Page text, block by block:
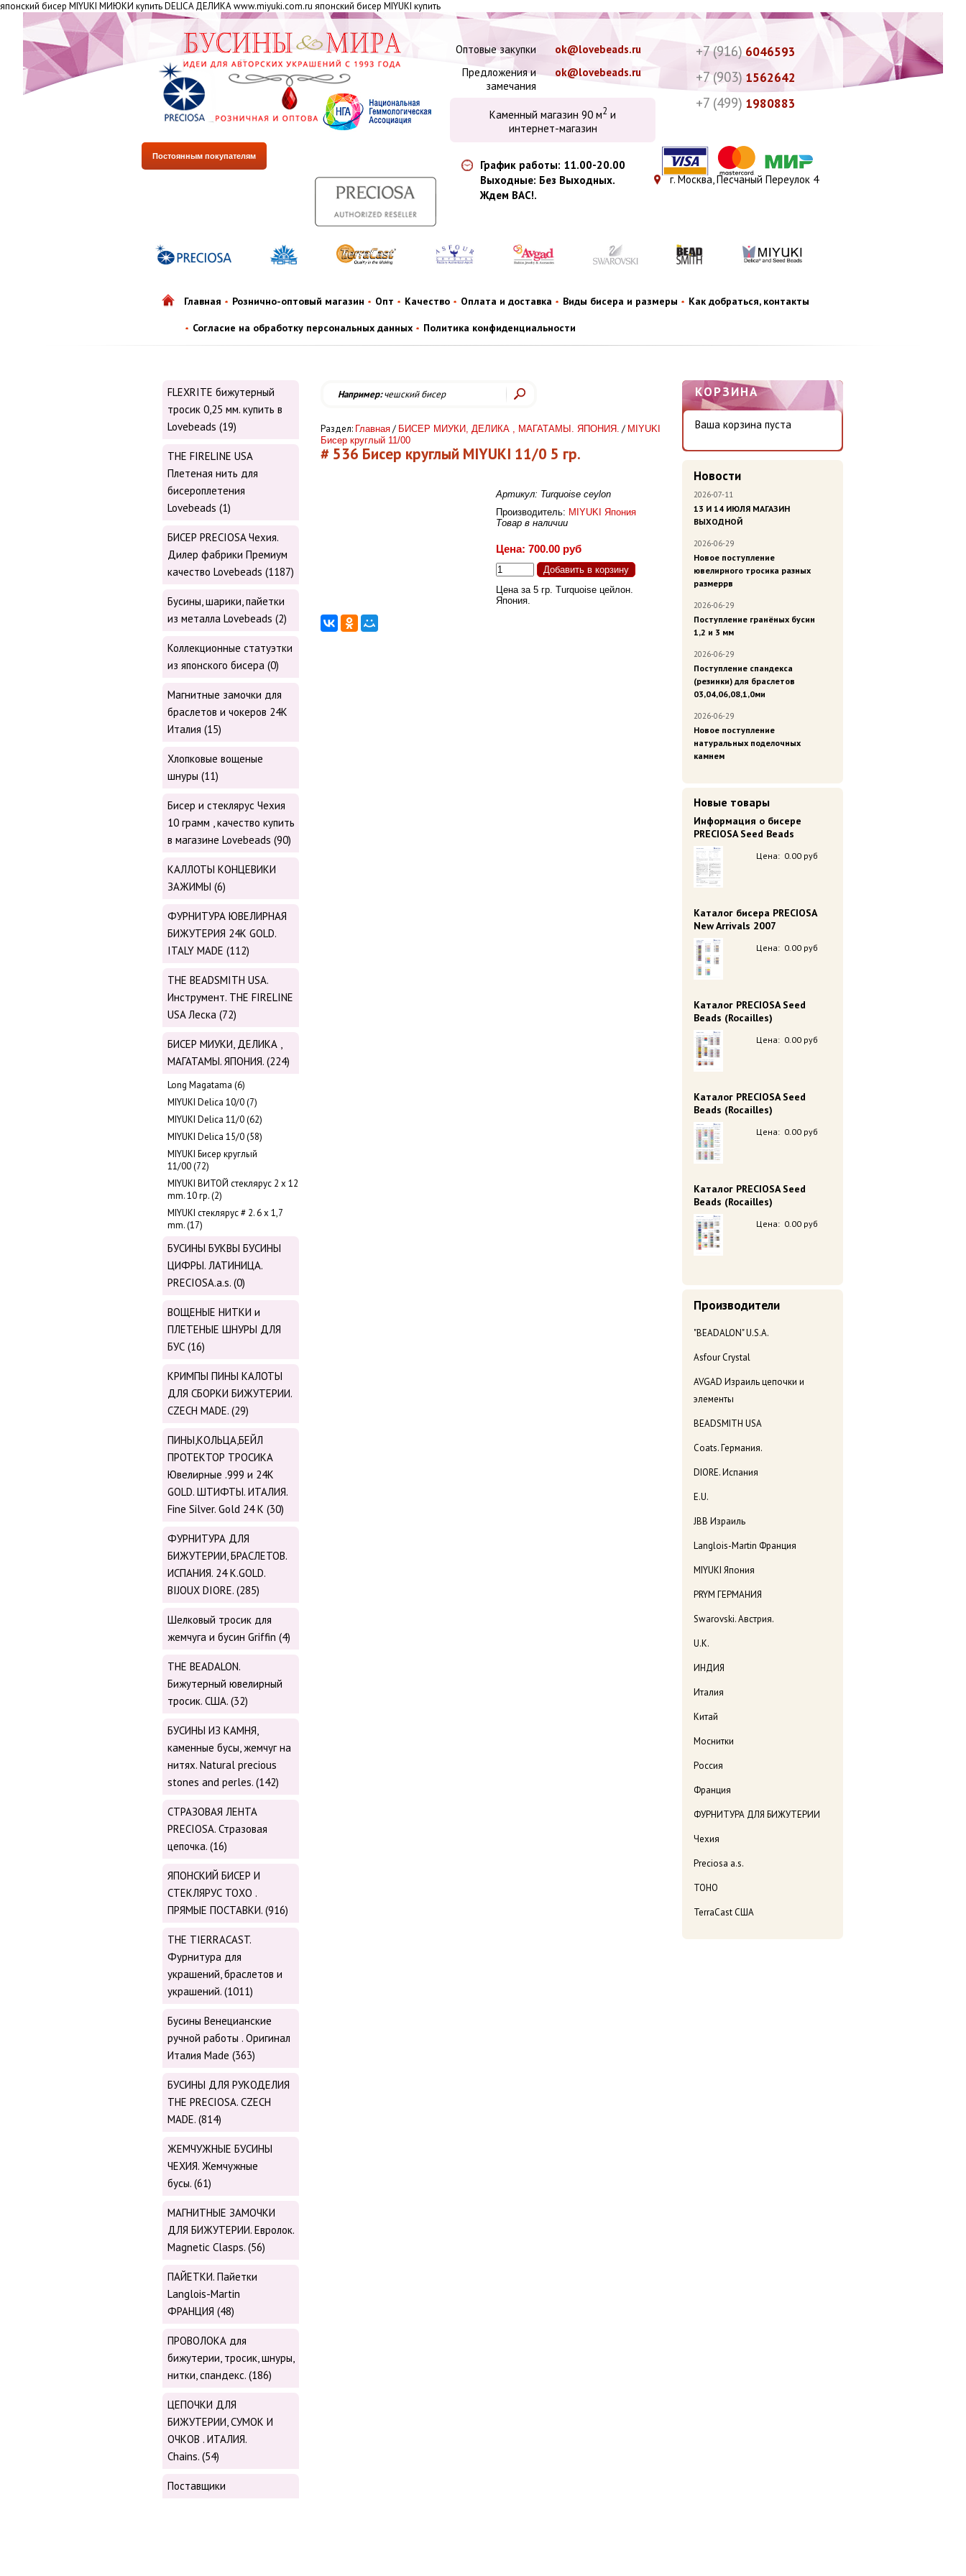
японский бисер MIYUKI МИЮКИ купить DELICA ДЕЛИКА www.miyuki.com.ru японский бисер MIYUKI купить
+7 (916) 6046593
+7 (903) 1562642
+7 (499) 1980883
Оптовые закупки
ok@lovebeads.ru
Предложения и
замечания
ok@lovebeads.ru
Каменный магазин 90 м2 и
интернет-магазин
г. Москва, Песчаный Переулок 4
График работы: 11.00-20.00
Выходные: Без Выходных.
Ждем ВАС!.
Постоянным покупателям
Главная Рознично-оптовый магазин Опт Качество Оплата и доставка Виды бисера и размеры Как добраться, контакты
Согласие на обработку персональных данных Политика конфиденциальности
КОРЗИНА
Ваша корзина пуста
Новости
2026-07-11
13 И 14 ИЮЛЯ МАГАЗИН
ВЫХОДНОЙ
2026-06-29
Новое поступление
ювелирного тросика разных
размеррв
2026-06-29
Поступление гранёных бусин
1,2 и 3 мм
2026-06-29
Поступление спандекса
(резинки) для браслетов
03,04,06,08,1,0ми
2026-06-29
Новое поступление
натуральных поделочных
камнем
Новые товары
Информация о бисере
PRECIOSA Seed Beads
Цена: 0.00 руб
Каталог бисера PRECIOSA
New Arrivals 2007
Цена: 0.00 руб
Каталог PRECIOSA Seed
Beads (Rocailles)
Цена: 0.00 руб
Каталог PRECIOSA Seed
Beads (Rocailles)
Цена: 0.00 руб
Каталог PRECIOSA Seed
Beads (Rocailles)
Цена: 0.00 руб
Производители
"BEADALON" U.S.A.
Asfour Crystal
AVGAD Израиль цепочки и
элементы
BEADSMITH USA
Coats. Германия.
DIORE. Испания
E.U.
JBB Израиль
Langlois-Martin Франция
MIYUKI Япония
PRYM ГЕРМАНИЯ
Swarovski. Австрия.
U.K.
ИНДИЯ
Италия
Китай
Моснитки
Россия
Франция
ФУРНИТУРА ДЛЯ БИЖУТЕРИИ
Чехия
Preciosa a.s.
TOHO
TerraCast США
FLEXRITE бижутерный
тросик 0,25 мм. купить в
Lovebeads (19)
THE FIRELINE USA
Плетеная нить для
бисероплетения
Lovebeads (1)
БИСЕР PRECIOSA Чехия.
Дилер фабрики Премиум
качество Lovebeads (1187)
Бусины, шарики, пайетки
из металла Lovebeads (2)
Коллекционные статуэтки
из японского бисера (0)
Магнитные замочки для
браслетов и чокеров 24К
Италия (15)
Хлопковые вощеные
шнуры (11)
Бисер и стеклярус Чехия
10 грамм , качество купить
в магазине Lovebeads (90)
КАЛЛОТЫ КОНЦЕВИКИ
ЗАЖИМЫ (6)
ФУРНИТУРА ЮВЕЛИРНАЯ
БИЖУТЕРИЯ 24К GOLD.
ITALY MADE (112)
THE BEADSMITH USA.
Инструмент. THE FIRELINE
USA Леска (72)
БИСЕР МИУКИ, ДЕЛИКА ,
МАГАТАМЫ. ЯПОНИЯ. (224)
Long Magatama (6)
MIYUKI Delica 10/0 (7)
MIYUKI Delica 11/0 (62)
MIYUKI Delica 15/0 (58)
MIYUKI Бисер круглый
11/00 (72)
MIYUKI ВИТОЙ стеклярус 2 х 12
mm. 10 гр. (2)
MIYUKI стеклярус # 2. 6 х 1,7
mm. (17)
БУСИНЫ БУКВЫ БУСИНЫ
ЦИФРЫ. ЛАТИНИЦА.
PRECIOSA.a.s. (0)
ВОЩЕНЫЕ НИТКИ и
ПЛЕТЕНЫЕ ШНУРЫ ДЛЯ
БУС (16)
КРИМПЫ ПИНЫ КАЛОТЫ
ДЛЯ СБОРКИ БИЖУТЕРИИ.
CZECH MADE. (29)
ПИНЫ,КОЛЬЦА,БЕЙЛ
ПРОТЕКТОР ТРОСИКА
Ювелирные .999 и 24К
GOLD. ШТИФТЫ. ИТАЛИЯ.
Fine Silver. Gold 24 K (30)
ФУРНИТУРА ДЛЯ
БИЖУТЕРИИ, БРАСЛЕТОВ.
ИСПАНИЯ. 24 K.GOLD.
BIJOUX DIORE. (285)
Шелковый тросик для
жемчуга и бусин Griffin (4)
THE BEADALON.
Бижутерный ювелирный
тросик. США. (32)
БУСИНЫ ИЗ КАМНЯ,
каменные бусы, жемчуг на
нитях. Natural precious
stones and perles. (142)
СТРАЗОВАЯ ЛЕНТА
PRECIOSA. Стразовая
цепочка. (16)
ЯПОНСКИЙ БИСЕР И
СТЕКЛЯРУС TOХО .
ПРЯМЫЕ ПОСТАВКИ. (916)
THE TIERRACAST.
Фурнитура для
украшений, браслетов и
украшений. (1011)
Бусины Венецианские
ручной работы . Оригинал
Италия Made (363)
БУСИНЫ ДЛЯ РУКОДЕЛИЯ
THE PRECIOSA. CZECH
MADE. (814)
ЖЕМЧУЖНЫЕ БУСИНЫ
ЧЕХИЯ. Жемчужные
бусы. (61)
МАГНИТНЫЕ ЗАМОЧКИ
ДЛЯ БИЖУТЕРИИ. Евролок.
Magnetic Сlasps. (56)
ПАЙЕТКИ. Пайетки
Langlois-Martin
ФРАНЦИЯ (48)
ПРОВОЛОКА для
бижутерии, тросик, шнуры,
нитки, cпандекс. (186)
ЦЕПОЧКИ ДЛЯ
БИЖУТЕРИИ, СУМОК И
ОЧКОВ . ИТАЛИЯ.
Chains. (54)
Поставщики
Например:чешский бисер
Раздел: Главная / БИСЕР МИУКИ, ДЕЛИКА , МАГАТАМЫ. ЯПОНИЯ. / MIYUKI
Бисер круглый 11/00
# 536 Бисер круглый MIYUKI 11/0 5 гр.
Артикул: Turquoise ceylon
Производитель: MIYUKI Япония
Товар в наличии
Цена: 700.00 руб
Цена за 5 гр. Turquoise цейлон.
Япония.